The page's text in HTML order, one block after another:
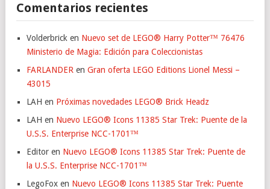
Comentarios recientes
Volderbrick en Nuevo set de LEGO® Harry Potter™ 76476
Ministerio de Magia: Edición para Coleccionistas
FARLANDER en Gran oferta LEGO Editions Lionel Messi –
43015
LAH en Próximas novedades LEGO® Brick Headz
LAH en Nuevo LEGO® Icons 11385 Star Trek: Puente de la
U.S.S. Enterprise NCC-1701™
Editor en Nuevo LEGO® Icons 11385 Star Trek: Puente de
la U.S.S. Enterprise NCC-1701™
LegoFox en Nuevo LEGO® Icons 11385 Star Trek: Puente